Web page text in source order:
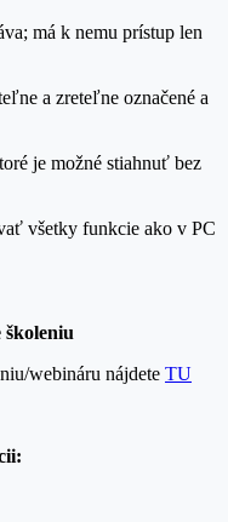
má k nemu prístup len
a zreteľne označené a
je možné stiahnuť bez
všetky funkcie ako v PC
školeniu
webináru nájdete TU